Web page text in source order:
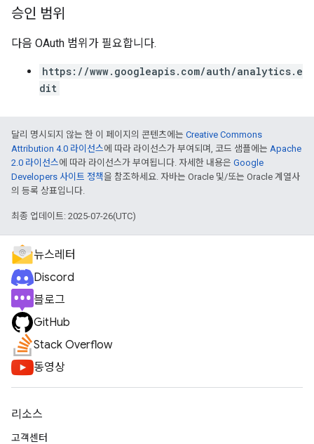
승인 범위
다음 OAuth 범위가 필요합니다.
https://www.googleapis.com/auth/analytics.e
dit
달리 명시되지 않는 한 이 페이지의 콘텐츠에는 Creative Commons
Attribution 4.0 라이선스에 따라 라이선스가 부여되며, 코드 샘플에는 Apache
2.0 라이선스에 따라 라이선스가 부여됩니다. 자세한 내용은 Google
Developers 사이트 정책을 참조하세요. 자바는 Oracle 및/또는 Oracle 계열사
의 등록 상표입니다.
최종 업데이트: 2025-07-26(UTC)
뉴스레터
Discord
블로그
GitHub
Stack Overflow
동영상
리소스
고객센터